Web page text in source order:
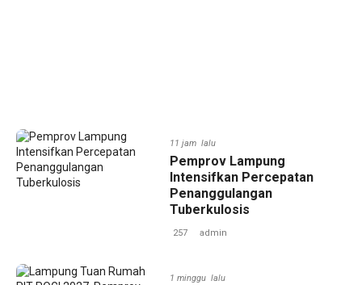
11 jam lalu
Pemprov Lampung
Intensifkan Percepatan
Penanggulangan
Tuberkulosis
257 admin
1 minggu lalu